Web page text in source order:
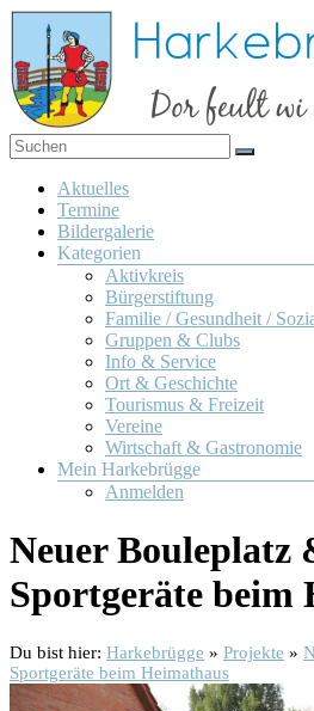
Zum
Inhalt
springen
Harkebrügge
Dor
feult
wi us
wohl!
Menü
Aktuelles
Termine
Bildergalerie
Kategorien
Aktivkreis
Bürgerstiftung
Familie / Gesundheit /
Gruppen & Clubs
Info & Service
Ort & Geschichte
Tourismus & Freizeit
Vereine
Wirtschaft & Gastronomie
Mein Harkebrügge
Anmelden
Neuer Bouleplatz
Sportgeräte beim
Du bist hier: Harkebrügge » Projekte »
Sportgeräte beim Heimathaus